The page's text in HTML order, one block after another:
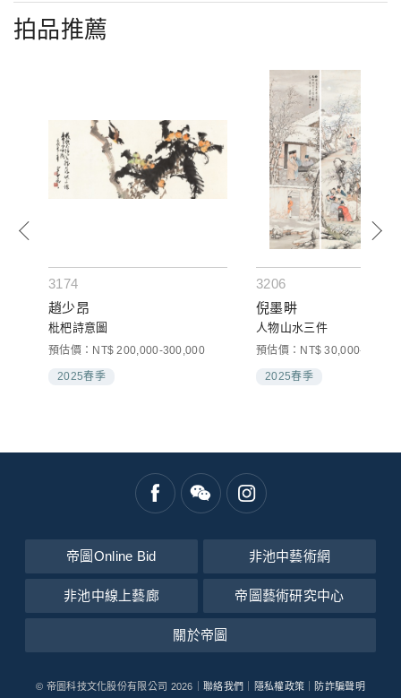
拍品推薦
3174
趙少昂
枇杷詩意圖
預估價：NT$ 200,000-300,000
2025春季
3206
倪墨畊
人物山水三件
預估價：NT$ 30,000-50,000
2025春季
帝圖Online Bid 非池中藝術網
非池中線上藝廊 帝圖藝術研究中心
關於帝圖
© 帝圖科技文化股份有限公司 2026｜聯絡我們 隱私權政策 防詐騙聲明